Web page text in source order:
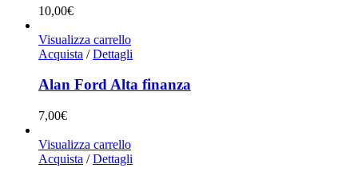
10,00€
Visualizza carrello
Acquista / Dettagli
Alan Ford Alta finanza
7,00€
Visualizza carrello
Acquista / Dettagli